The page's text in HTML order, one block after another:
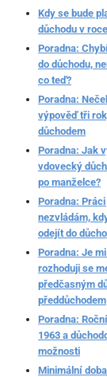
Kdy se bude
důchodu v
Poradna:
do důchodu,
co teď?
Poradna:
výpověď tři
důchodem
Poradna: Jak
vdovecký
po manželce?
Poradna: Práci
nezvládám,
odejít do
Poradna: Je
rozhoduji se
předčasným
předdůchodem
Poradna:
1963 a
možnosti
Minimální